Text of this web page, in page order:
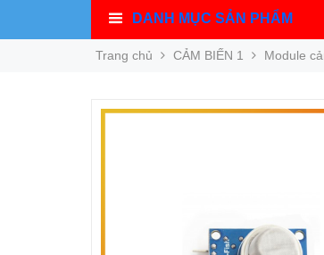
DANH MỤC SẢN PHẨM
Trang chủ CẢM BIẾN 1 Module